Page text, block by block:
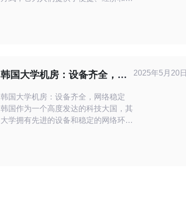
点，使其在洗涤方式选择中独树一帜。
韩国大学机房：设备齐全，网
韩国大学机房：设备齐全，网络稳定
韩国作为一个高度发达的科技大国，其
大学拥有先进的设备和稳定的网络环
2025年5月20日